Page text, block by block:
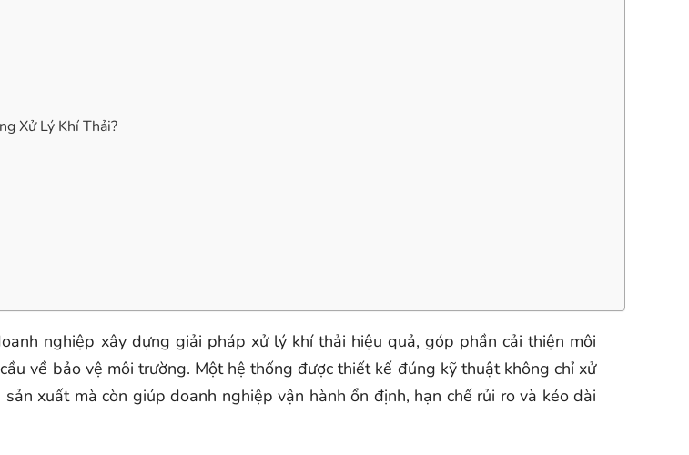
Xử Lý Khí Thải?
nghiệp xây dựng giải pháp xử lý khí thải hiệu quả, góp phần cải thiện môi
về bảo vệ môi trường. Một hệ thống được thiết kế đúng kỹ thuật không chỉ xử
xuất mà còn giúp doanh nghiệp vận hành ổn định, hạn chế rủi ro và kéo dài